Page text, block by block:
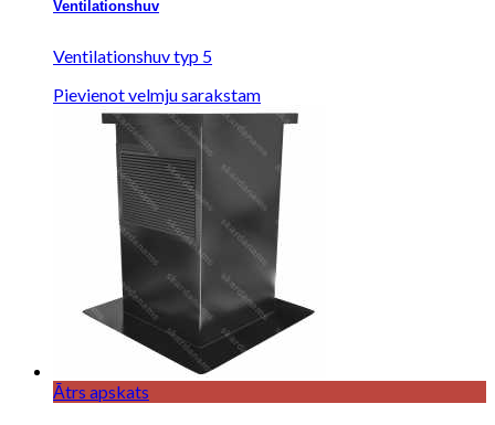
Ventilationshuv
Ventilationshuv typ 5
Pievienot velmju sarakstam
Ātrs apskats